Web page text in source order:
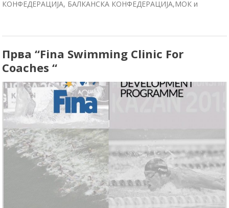
КОНФЕДЕРАЦИЈА, БАЛКАНСКА КОНФЕДЕРАЦИЈА,МОК и
Прва “Fina Swimming Clinic For
Coaches “